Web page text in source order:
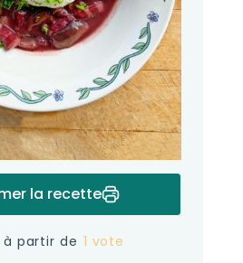
la recette
à partir de 1 vote